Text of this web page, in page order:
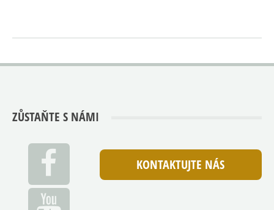
ZŮSTAŇTE S NÁMI
KONTAKTUJTE NÁS